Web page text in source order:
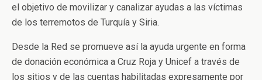
el objetivo de movilizar y canalizar ayudas a las víctimas
de los terremotos de Turquía y Siria.
Desde la Red se promueve así la ayuda urgente en forma
de donación económica a Cruz Roja y Unicef a través de
los sitios y de las cuentas habilitadas expresamente por